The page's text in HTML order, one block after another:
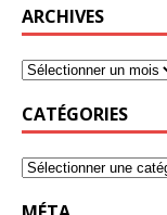
ARCHIVES
CATÉGORIES